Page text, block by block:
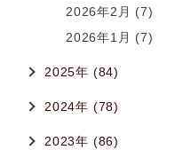
2026年2月 (7)
2026年1月 (7)
2025年 (84)
2024年 (78)
2023年 (86)